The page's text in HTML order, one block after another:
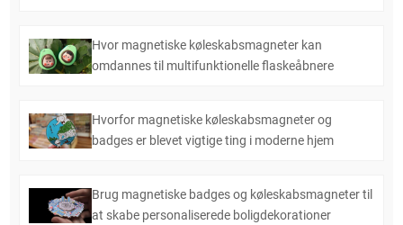
Hvor magnetiske køleskabsmagneter kan
omdannes til multifunktionelle flaskeåbnere
Hvorfor magnetiske køleskabsmagneter og
badges er blevet vigtige ting i moderne hjem
Brug magnetiske badges og køleskabsmagneter til
at skabe personaliserede boligdekorationer